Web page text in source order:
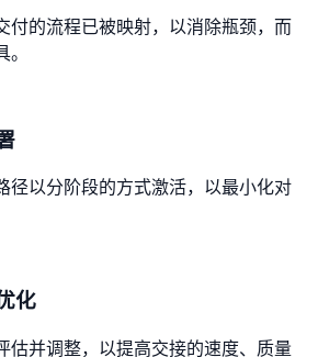
付的流程已被映射，以消除瓶颈，而
径以分阶段的方式激活，以最小化对
化
估并调整，以提高交接的速度、质量